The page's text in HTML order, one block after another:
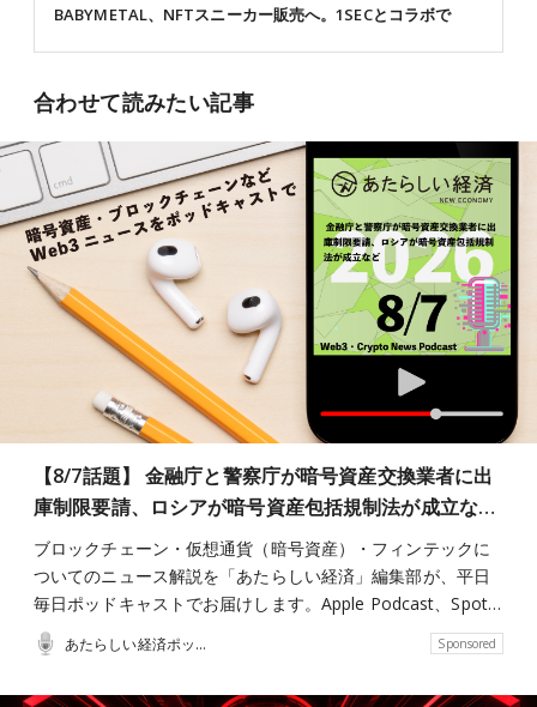
BABYMETAL、NFTスニーカー販売へ。1SECとコラボで
合わせて読みたい記事
【8/7話題】 金融庁と警察庁が暗号資産交換業者に出
庫制限要請、ロシアが暗号資産包括規制法が成立な…
ブロックチェーン・仮想通貨（暗号資産）・フィンテックに
ついてのニュース解説を「あたらしい経済」編集部が、平日
毎日ポッドキャストでお届けします。Apple Podcast、Spot…
あたらしい経済ポッドキャスト Sponsored